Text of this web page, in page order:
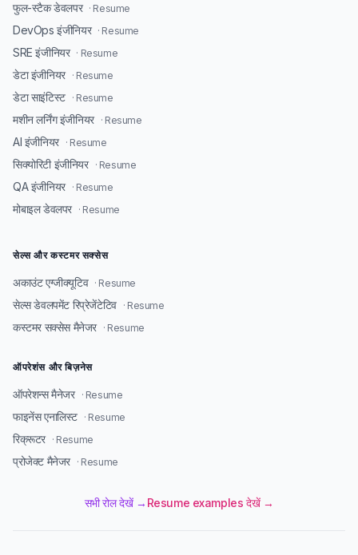
फुल-स्टैक डेवलपर · Resume
DevOps इंजीनियर · Resume
SRE इंजीनियर · Resume
डेटा इंजीनियर · Resume
डेटा साइंटिस्ट · Resume
मशीन लर्निंग इंजीनियर · Resume
AI इंजीनियर · Resume
सिक्योरिटी इंजीनियर · Resume
QA इंजीनियर · Resume
मोबाइल डेवलपर · Resume
सेल्स और कस्टमर सक्सेस
अकाउंट एग्जीक्यूटिव · Resume
सेल्स डेवलपमेंट रिप्रेजेंटेटिव · Resume
कस्टमर सक्सेस मैनेजर · Resume
ऑपरेशंस और बिज़नेस
ऑपरेशन्स मैनेजर · Resume
फाइनेंस एनालिस्ट · Resume
रिक्रूटर · Resume
प्रोजेक्ट मैनेजर · Resume
सभी रोल देखें → Resume examples देखें →